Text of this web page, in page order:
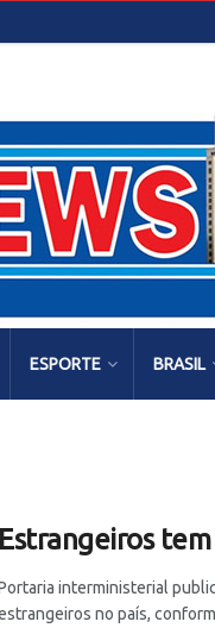
ESPORTE BRASIL
Estrangeiros
interministerial
no país,